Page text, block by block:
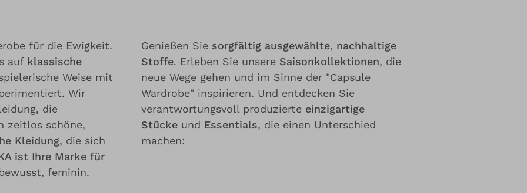
für die Ewigkeit.
auf klassische
Weise mit
Wir
die
zeitlos schöne,
Kleidung, die sich
ist Ihre Marke für
feminin.
Genießen Sie sorgfältig ausgewählte, nachhaltige
Stoffe. Erleben Sie unsere Saisonkollektionen, die
neue Wege gehen und im Sinne der "Capsule
Wardrobe" inspirieren. Und entdecken Sie
verantwortungsvoll produzierte einzigartige
Stücke und Essentials, die einen Unterschied
machen: